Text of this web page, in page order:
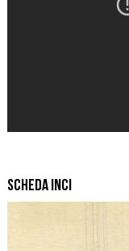
Scheda INCI